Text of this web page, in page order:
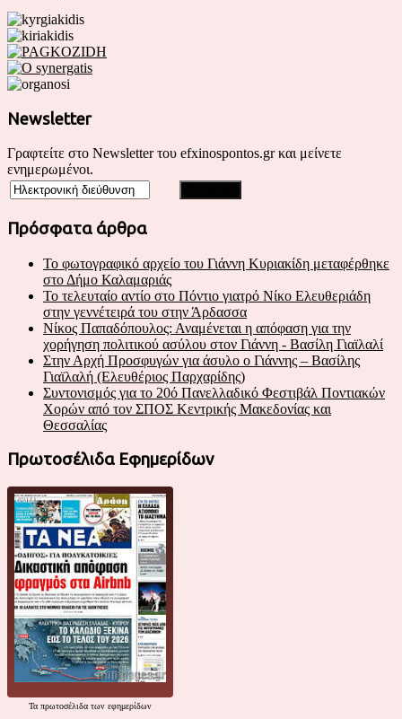
Newsletter
Γραφτείτε στο Newsletter του efxinospontos.gr και μείνετε
ενημερωμένοι.
Πρόσφατα άρθρα
Το φωτογραφικό αρχείο του Γιάννη Κυριακίδη μεταφέρθηκε
στο Δήμο Καλαμαριάς
Το τελευταίο αντίο στο Πόντιο γιατρό Νίκο Ελευθεριάδη
στην γεννέτειρά του στην Άρδασσα
Νίκος Παπαδόπουλος: Αναμένεται η απόφαση για την
χορήγηση πολιτικού ασύλου στον Γιάννη - Βασίλη Γιαϊλαλί
Στην Αρχή Προσφυγών για άσυλο ο Γιάννης – Βασίλης
Γιαϊλαλή (Ελευθέριος Παρχαρίδης)
Συντονισμός για το 20ό Πανελλαδικό Φεστιβάλ Ποντιακών
Χορών από τον ΣΠΟΣ Κεντρικής Μακεδονίας και
Θεσσαλίας
Πρωτοσέλιδα Εφημερίδων
Τα πρωτοσέλιδα των εφημερίδων